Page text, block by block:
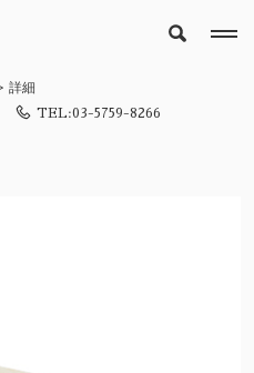
詳細
TEL:03-5759-8266